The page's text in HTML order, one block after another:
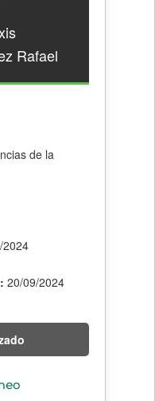
Rafael
de la
2024
20/09/2024